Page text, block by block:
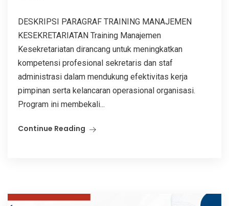
DESKRIPSI PARAGRAF TRAINING MANAJEMEN
KESEKRETARIATAN Training Manajemen
Kesekretariatan dirancang untuk meningkatkan
kompetensi profesional sekretaris dan staf
administrasi dalam mendukung efektivitas kerja
pimpinan serta kelancaran operasional organisasi.
Program ini membekali...
Continue Reading